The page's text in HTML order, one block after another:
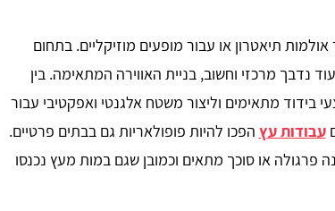
תיאטרון או עבור מופעים מוזיקליים. בתחום
נדבך מרכזי וחשוב, בניית האווירה המתאימה. בין
בידוד מתאימים וליצור משטח אלגנטי ואפקטיבי עבור
עבודות עץ הפכו להיות פופולאריות גם בבתים פרטיים.
פרגולה או סוכך מתאים וכמובן שגם במות מעץ נכנסו